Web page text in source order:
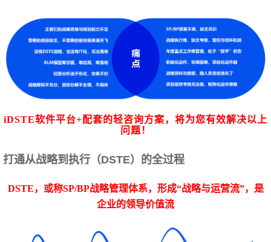
iDSTE软件平台+配套的轻咨询方案，将为您有效解决以上
问题！
打通从战略到执行（DSTE）的全过程
DSTE，或称SP/BP战略管理体系，形成“战略与运营流”，是
企业的领导价值流